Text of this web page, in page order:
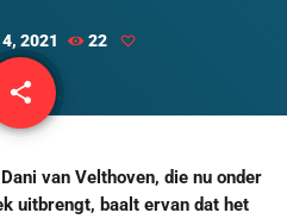
2021 22
share
email
van Velthoven, die nu onder
uitbrengt, baalt ervan dat het